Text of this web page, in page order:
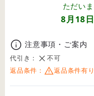
ただい
8月18日
注意事項・ご案内
代引き：
不可
返品条件：
返品条件有り